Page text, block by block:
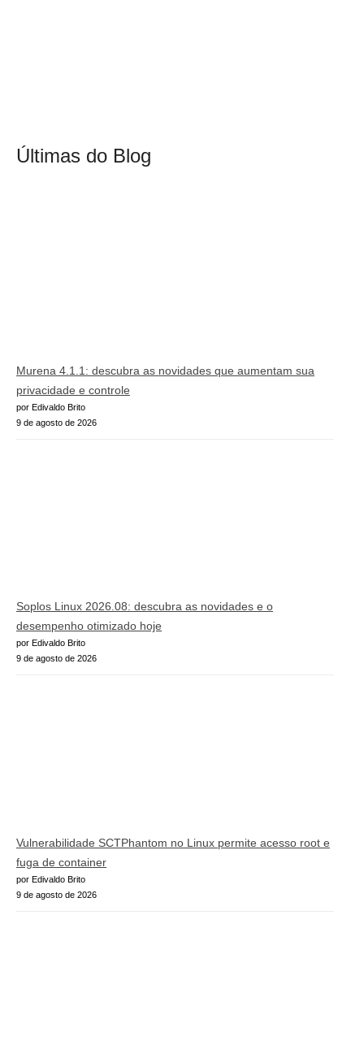
Últimas do Blog
Murena 4.1.1: descubra as novidades que aumentam sua
privacidade e controle
por Edivaldo Brito
9 de agosto de 2026
Soplos Linux 2026.08: descubra as novidades e o
desempenho otimizado hoje
por Edivaldo Brito
9 de agosto de 2026
Vulnerabilidade SCTPhantom no Linux permite acesso root e
fuga de container
por Edivaldo Brito
9 de agosto de 2026